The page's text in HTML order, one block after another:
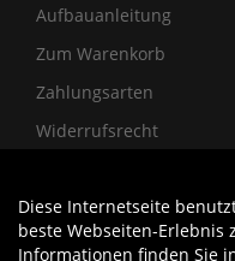
Aufbauanleitung
Zum Warenkorb
Zahlungsarten
Widerrufsrecht
Diese Internetseite
beste Webseiten-Erlebnis
Informationen finden Sie